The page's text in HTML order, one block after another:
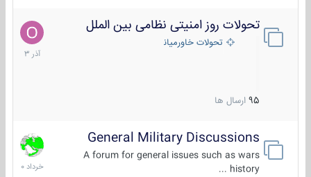
تحولات روز امنیتی نظامی بین الملل
تحولات خاورمیانه
95 ارسال ها
21
آذر
1403
General Military Discussions
A forum for general issues such as wars
history ...
10
خرداد
1400